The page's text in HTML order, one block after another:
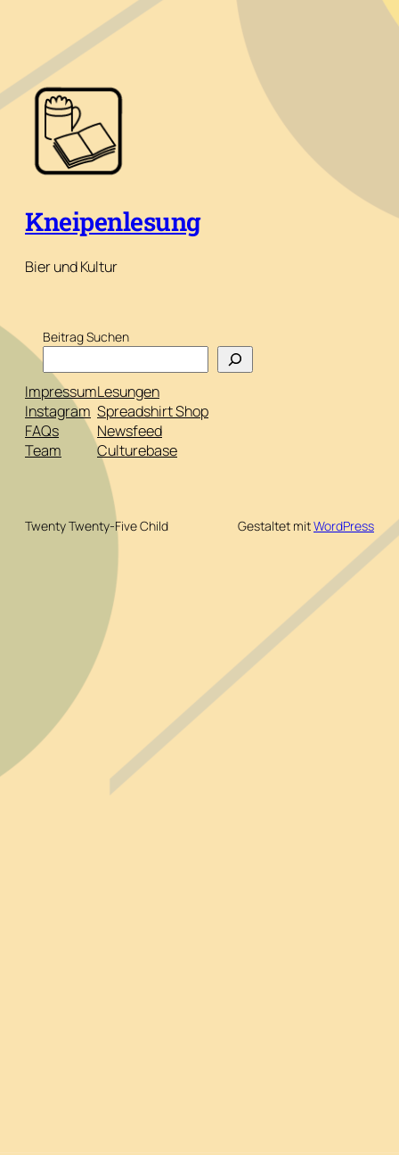
Kneipenlesung
Bier und Kultur
Beitrag Suchen
Impressum
Instagram
FAQs
Team
Lesungen
Spreadshirt Shop
Newsfeed
Culturebase
Twenty Twenty-Five Child Gestaltet mitWordPress